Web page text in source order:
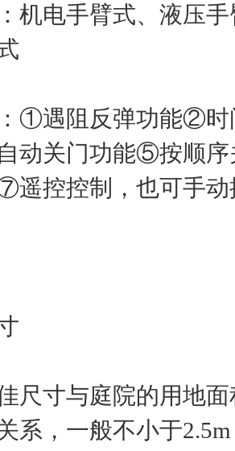
机电手臂式、液压
①遇阻反弹功能②
动关门功能⑤按顺
遥控控制，也可手动
尺寸与庭院的用地
系，一般不小于